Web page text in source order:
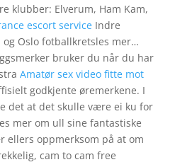
klubber: Elverum, Ham Kam,
escort serviceIndre
Oslo fotballkretsles mer…
bruker du når du har
Amatør sex video fitte mot
godkjente øremerkene. I
det at det skulle være ei ku for
mer om ull sine fantastiske
ellers oppmerksom på at om
cam to cam free